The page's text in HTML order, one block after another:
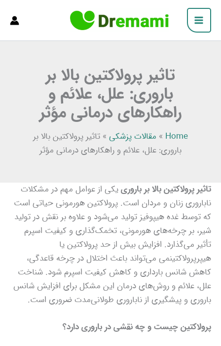
رفتن
محتوا
Main
Menu
تاثیر پرولاکتین بالا بر
باروری: علل، علائم و
راهکارهای درمانی مؤثر
Home
» مقالات پزشکی » تاثیر پرولاکتین بالا بر
باروری: علل، علائم و راهکارهای درمانی مؤثر
تاثیر پرولاکتین بالا بر بارورییکی از عوامل مهم در مشکلات
ناباروری زنان و مردان است. پرولاکتین هورمونی حیاتی است
که توسط غده هیپوفیز تولید می‌شود و علاوه بر نقش در تولید
شیر، بر چرخه‌های هورمونی، تخمک‌گذاری و کیفیت اسپرم
تأثیر می‌گذارد. افزایش بیش از حد پرولاکتین یا
هیپرپرولاکتینمی می‌تواند باعث اختلال در چرخه قاعدگی،
کاهش شانس بارداری و کاهش کیفیت اسپرم شود. شناخت
علل، علائم و روش‌های درمان این مشکل برای افزایش شانس
باروری و پیشگیری از ناباروری طولانی‌مدت ضروری است.
پرولاکتین چیست و چه نقشی در باروری دارد؟